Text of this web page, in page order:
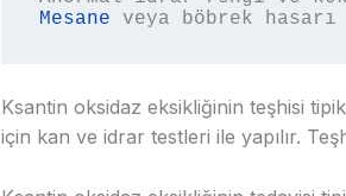
Mesane veya böbrek hasarı
Ksantin oksidaz eksikliğinin teşhisi
için kan ve idrar testleri ile yapılır.